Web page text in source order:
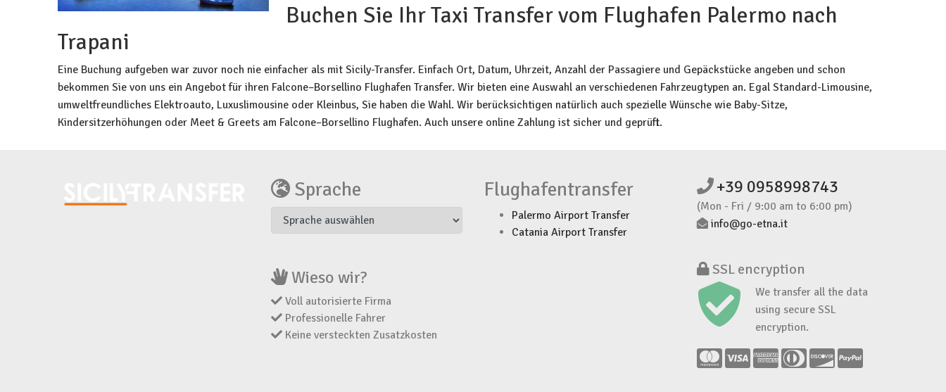
Buchen Sie Ihr Taxi Transfer vom Flughafen Palermo nach
Trapani
Eine Buchung aufgeben war zuvor noch nie einfacher als mit Sicily-Transfer. Einfach Ort, Datum, Uhrzeit, Anzahl der Passagiere und Gepäckstücke angeben und schon
bekommen Sie von uns ein Angebot für ihren Falcone–Borsellino Flughafen Transfer. Wir bieten eine Auswahl an verschiedenen Fahrzeugtypen an. Egal Standard-Limousine,
umweltfreundliches Elektroauto, Luxuslimousine oder Kleinbus, Sie haben die Wahl. Wir berücksichtigen natürlich auch spezielle Wünsche wie Baby-Sitze,
Kindersitzerhöhungen oder Meet & Greets am Falcone–Borsellino Flughafen. Auch unsere online Zahlung ist sicher und geprüft.
Sprache
Wieso wir?
Voll autorisierte Firma
Professionelle Fahrer
Keine versteckten Zusatzkosten
Flughafentransfer
Palermo Airport Transfer
Catania Airport Transfer
+39 0958998743
(Mon - Fri / 9:00 am to 6:00 pm)
info@go-etna.it
SSL encryption
We transfer all the data
using secure SSL
encryption.